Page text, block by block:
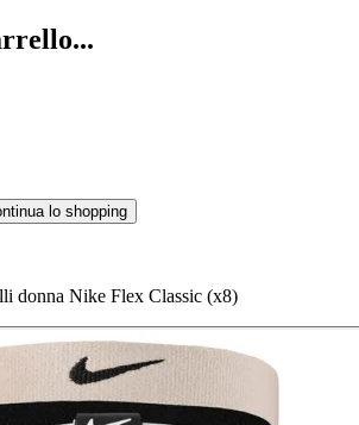
lo shopping
donna Nike Flex Classic (x8)